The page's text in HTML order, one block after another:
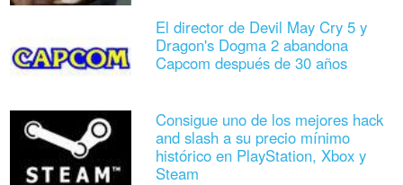
El director de Devil May Cry 5 y
Dragon's Dogma 2 abandona
Capcom después de 30 años
Consigue uno de los mejores hack
and slash a su precio mínimo
histórico en PlayStation, Xbox y
Steam